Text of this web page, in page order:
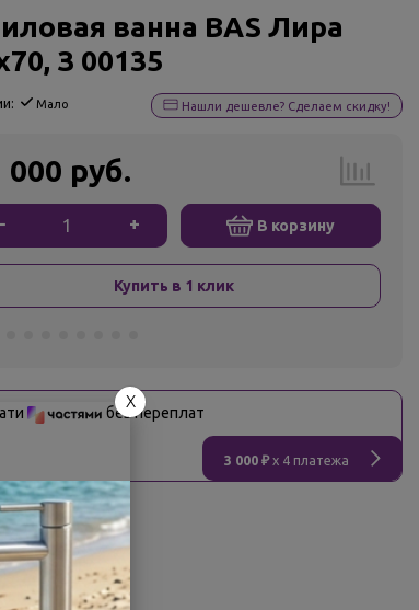
ванна BAS Лира
З 00135
Мало Нашли дешевле? Сделаем скидку!
000 руб.
+ В корзину
Купить в 1 клик
без переплат
3 000 ₽x 4 платежа
артикул:
З 00135
BAS
X